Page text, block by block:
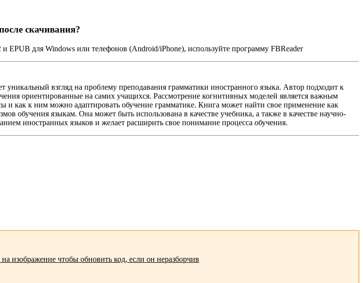
скачивания?
для Windows или телефонов (Android/iPhone), используйте программу FBReader
взгляд на проблему преподавания грамматики иностранного языка. Автор подходит к
ориентированные на самих учащихся. Рассмотрение когнитивных моделей является важным
как к ним можно адаптировать обучение грамматике. Книга может найти свое применение как
обучения языкам. Она может быть использована в качестве учебника, а также в качестве научно-
иностранных языков и желает расширить свое понимание процесса обучения.